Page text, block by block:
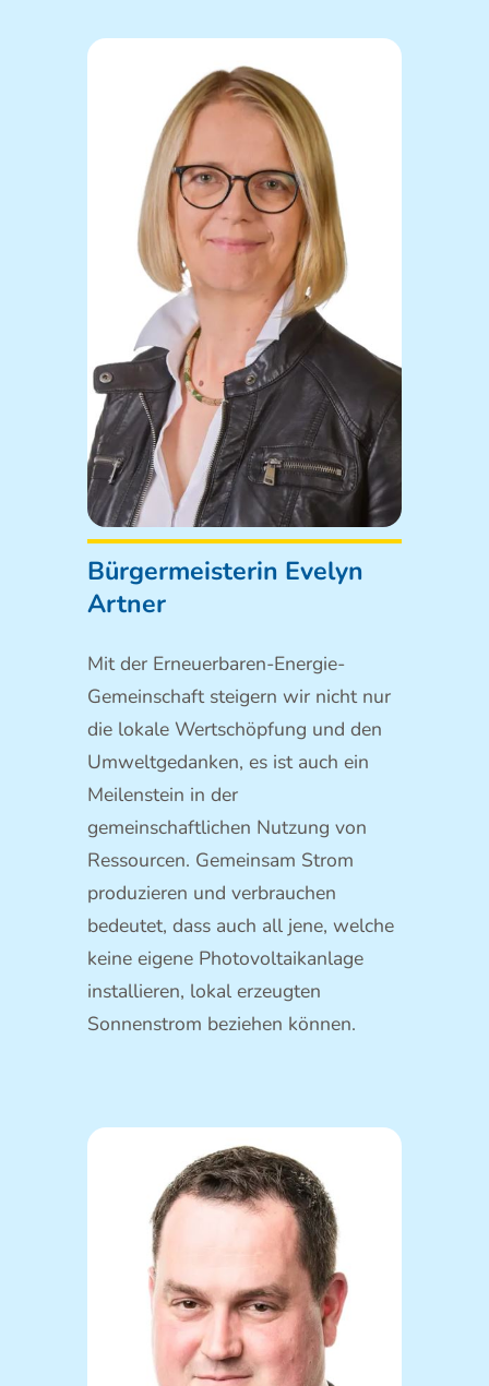
Bürgermeisterin Evelyn
Artner
Mit der Erneuerbaren-Energie-
Gemeinschaft steigern wir nicht nur
die lokale Wertschöpfung und den
Umweltgedanken, es ist auch ein
Meilenstein in der
gemeinschaftlichen Nutzung von
Ressourcen. Gemeinsam Strom
produzieren und verbrauchen
bedeutet, dass auch all jene, welche
keine eigene Photovoltaikanlage
installieren, lokal erzeugten
Sonnenstrom beziehen können.